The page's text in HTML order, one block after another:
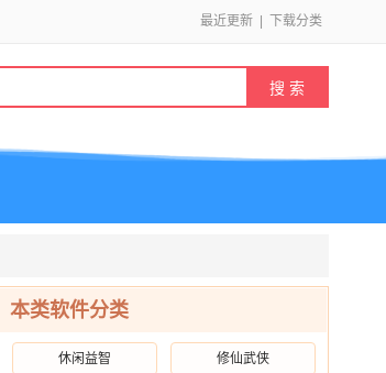
最近更新 下载分类
本类软件分类
休闲益智 修仙武侠